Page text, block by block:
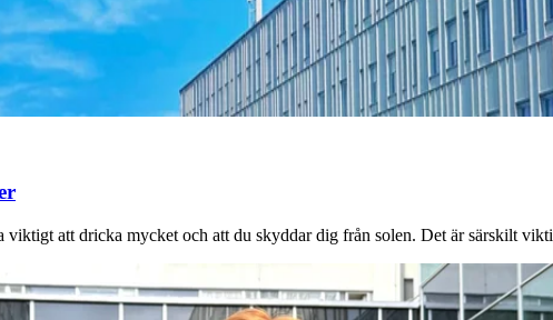
viktigt att dricka mycket och att du skyddar dig från solen. Det är särskilt